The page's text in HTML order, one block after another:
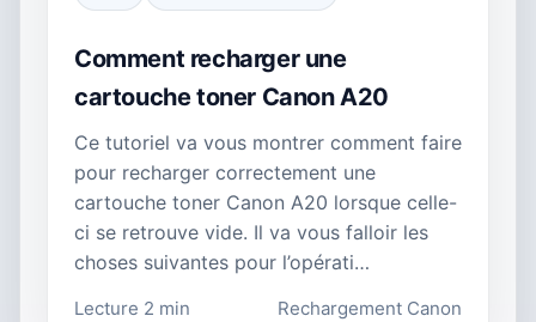
Comment recharger une
cartouche toner Canon A20
Ce tutoriel va vous montrer comment faire
pour recharger correctement une
cartouche toner Canon A20 lorsque celle-
ci se retrouve vide. Il va vous falloir les
choses suivantes pour l’opérati…
Lecture 2 min Rechargement Canon